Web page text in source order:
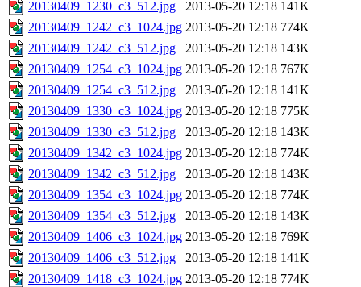
20130409_1230_c3_512.jpg 2013-05-20 12:18 141K
20130409_1242_c3_1024.jpg 2013-05-20 12:18 774K
20130409_1242_c3_512.jpg
2013-05-20 12:18 143K
20130409_1254_c3_1024.jpg 2013-05-20 12:18 767K
20130409_1254_c3_512.jpg
2013-05-20 12:18 141K
20130409_1330_c3_1024.jpg 2013-05-20 12:18 775K
20130409_1330_c3_512.jpg
2013-05-20 12:18 143K
20130409_1342_c3_1024.jpg 2013-05-20 12:18 774K
20130409_1342_c3_512.jpg
2013-05-20 12:18 143K
20130409_1354_c3_1024.jpg 2013-05-20 12:18 774K
20130409_1354_c3_512.jpg
2013-05-20 12:18 143K
20130409_1406_c3_1024.jpg 2013-05-20 12:18 769K
20130409_1406_c3_512.jpg
2013-05-20 12:18 141K
20130409_1418_c3_1024.jpg 2013-05-20 12:18 774K